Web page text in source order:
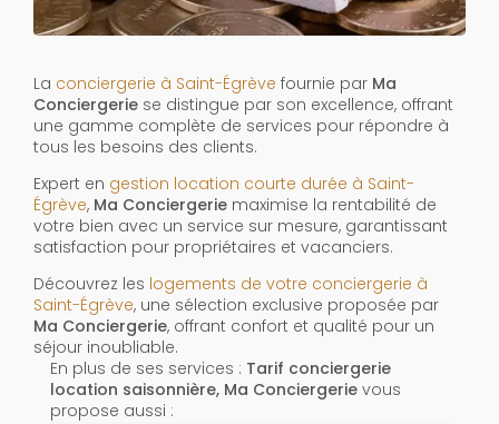
La conciergerie à Saint-Égrève fournie par Ma
Conciergerie se distingue par son excellence, offrant
une gamme complète de services pour répondre à
tous les besoins des clients.
Expert en gestion location courte durée à Saint-
Égrève, Ma Conciergerie maximise la rentabilité de
votre bien avec un service sur mesure, garantissant
satisfaction pour propriétaires et vacanciers.
Découvrez les logements de votre conciergerie à
Saint-Égrève, une sélection exclusive proposée par
Ma Conciergerie, offrant confort et qualité pour un
séjour inoubliable.
En plus de ses services : Tarif conciergerie
location saisonnière, Ma Conciergerie vous
propose aussi :